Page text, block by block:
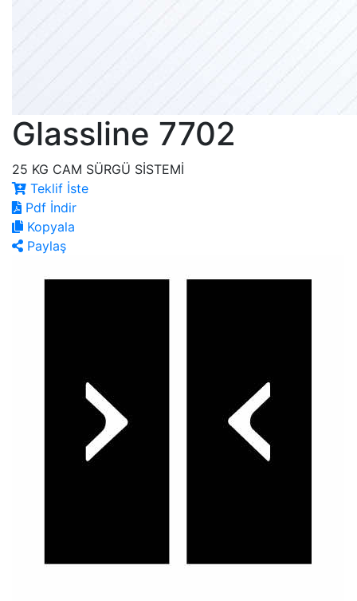
Glassline 7702
25 KG CAM SÜRGÜ SİSTEMİ
Teklif İste
Pdf İndir
Kopyala
Paylaş